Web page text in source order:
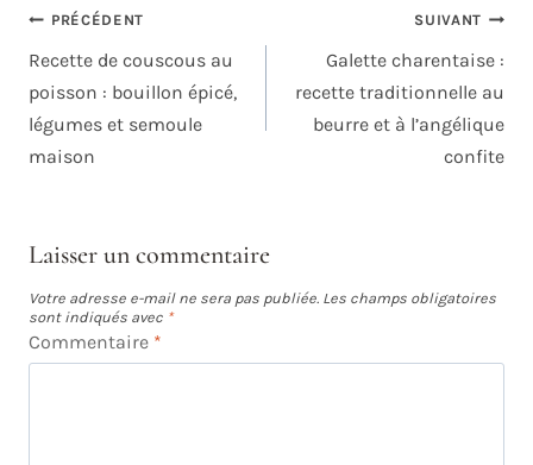
NAVIGATION
DE
L’ARTICLE
PRÉCÉDENT
Recette de couscous au
poisson : bouillon épicé,
légumes et semoule
maison
SUIVANT
Galette charentaise :
recette traditionnelle au
beurre et à l’angélique
confite
Laisser un commentaire
Votre adresse e-mail ne sera pas publiée. Les champs obligatoires
sont indiqués avec *
Commentaire *